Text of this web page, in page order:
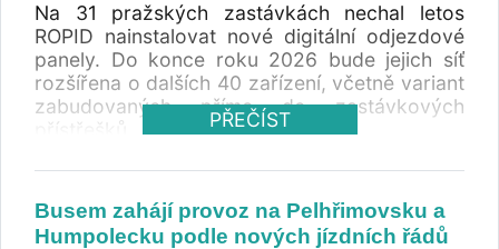
Na 31 pražských zastávkách nechal letos
ROPID nainstalovat nové digitální odjezdové
panely. Do konce roku 2026 bude jejich síť
rozšířena o dalších 40 zařízení, včetně variant
zabudovaných přímo do zastávkových
přístřešků.
PŘEČÍST
Busem zahájí provoz na Pelhřimovsku a
Humpolecku podle nových jízdních řádů